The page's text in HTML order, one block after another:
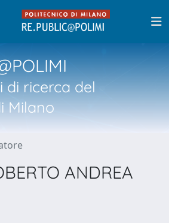
di ricerca del
Milano
ANDREA